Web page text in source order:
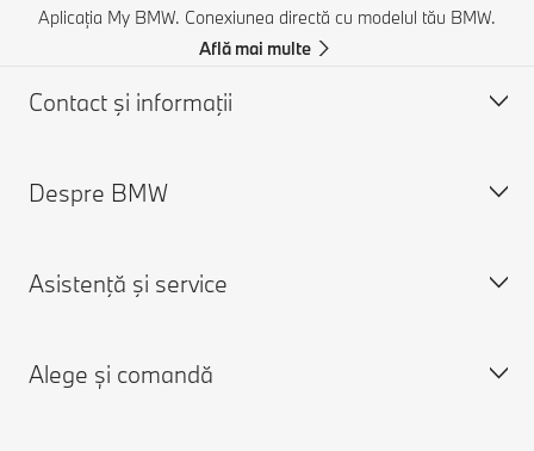
Aplicația My BMW. Conexiunea directă cu modelul tău BMW.
Află mai multe
Contact şi informaţii
Asistență și Contact
Caută un partener BMW
Cere o ofertă
Despre BMW
Despre noi
Despre BMW Group
Asistenţă şi service
Programare în service
Alege și comandă